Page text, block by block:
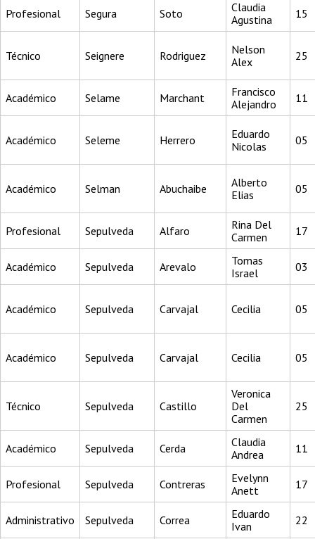
Profesional Segura Soto
Claudia
Agustina
15
Técnico Seignere Rodriguez
Nelson
Alex
25
Académico Selame Marchant
Francisco
Alejandro
11
Académico Seleme Herrero
Eduardo
Nicolas
05
Académico Selman Abuchaibe
Alberto
Elias
05
Profesional Sepulveda Alfaro
Rina Del
Carmen
17
Académico Sepulveda Arevalo
Tomas
Israel
03
Académico Sepulveda Carvajal Cecilia 05
Académico Sepulveda Carvajal Cecilia 05
Técnico Sepulveda Castillo
Veronica
Del
Carmen
25
Académico Sepulveda Cerda
Claudia
Andrea
11
Profesional Sepulveda Contreras
Evelynn
Anett
17
Administrativo Sepulveda Correa
Eduardo
Ivan
22